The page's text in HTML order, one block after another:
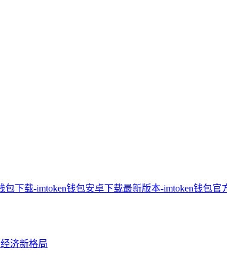
包下载-imtoken钱包安卓下载最新版本-imtoken钱包官
济新格局